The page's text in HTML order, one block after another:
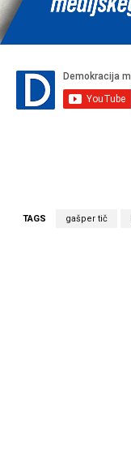
TAGS gašper tič